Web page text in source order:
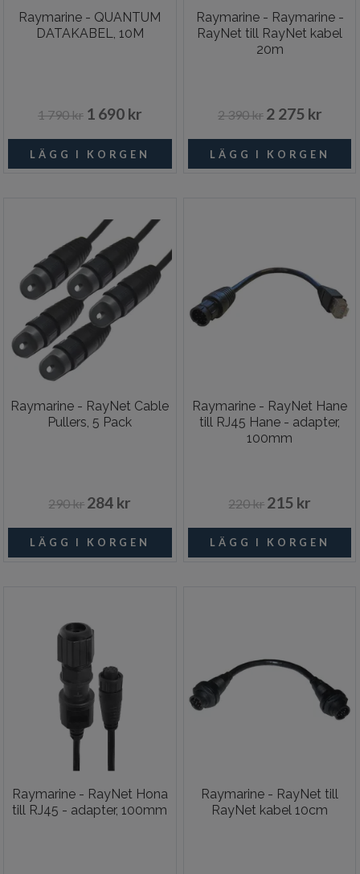
Raymarine - QUANTUM
DATAKABEL, 10M
1 790 kr 1 690 kr
Raymarine - Raymarine -
RayNet till RayNet kabel
20m
2 390 kr 2 275 kr
Raymarine - RayNet Cable
Pullers, 5 Pack
290 kr 284 kr
Raymarine - RayNet Hane
till RJ45 Hane - adapter,
100mm
220 kr 215 kr
Raymarine - RayNet Hona
till RJ45 - adapter, 100mm
Raymarine - RayNet till
RayNet kabel 10cm